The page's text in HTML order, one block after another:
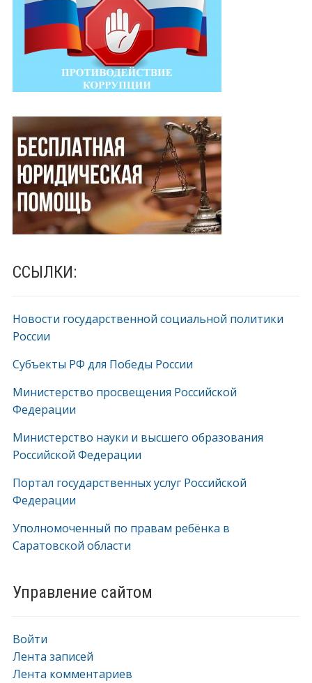
ССЫЛКИ:
Новости государственной социальной политики
России
Субъекты РФ для Победы России
Министерство просвещения Российской
Федерации
Министерство науки и высшего образования
Российской Федерации
Портал государственных услуг Российской
Федерации
Уполномоченный по правам ребёнка в
Саратовской области
Управление сайтом
Войти
Лента записей
Лента комментариев